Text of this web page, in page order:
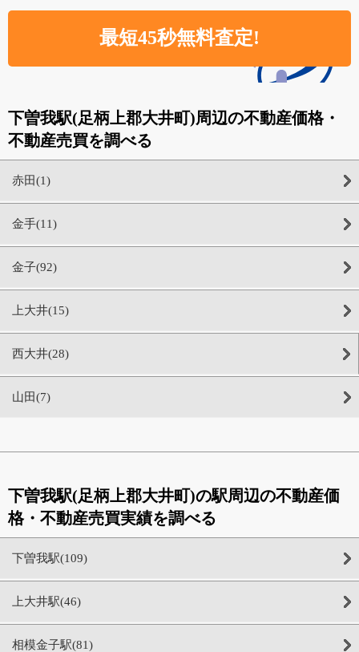
下曽我駅(足柄上郡大井町)周辺の不動産価格・
不動産売買を調べる
赤田(1)
金手(11)
金子(92)
上大井(15)
西大井(28)
山田(7)
下曽我駅(足柄上郡大井町)の駅周辺の不動産価
格・不動産売買実績を調べる
下曽我駅(109)
上大井駅(46)
相模金子駅(81)